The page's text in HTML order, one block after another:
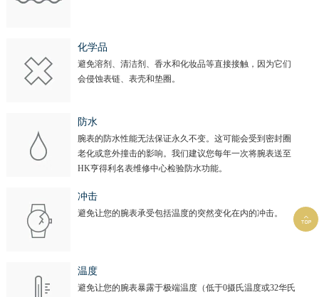
化学品
避免溶剂、清洁剂、香水和化妆品等直接接触，因为它们
会侵蚀表链、表壳和垫圈。
防水
腕表的防水性能无法保证永久不变。这可能会受到密封圈
老化或意外撞击的影响。我们建议您每年一次将腕表送至
HK亨得利名表维修中心检验防水功能。
冲击
避免让您的腕表承受包括温度的突然变化在内的冲击。
温度
避免让您的腕表暴露于极端温度（低于0摄氏温度或32华氏
